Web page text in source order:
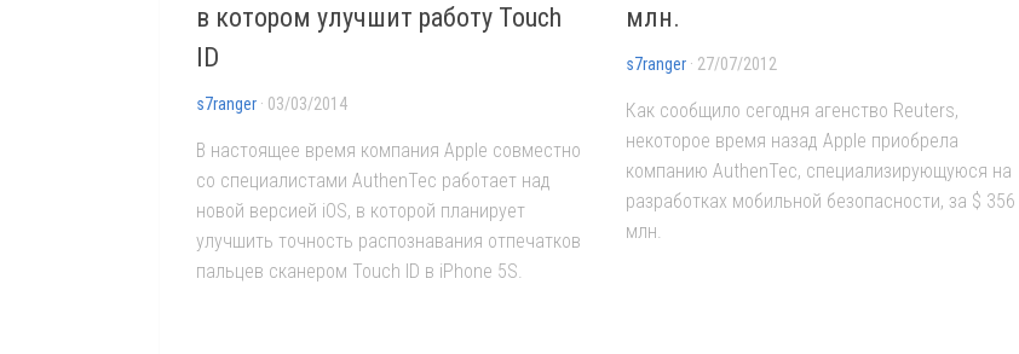
в котором улучшит работу Touch
ID
s7ranger · 03/03/2014
В настоящее время компания Apple совместно
со специалистами AuthenTec работает над
новой версией iOS, в которой планирует
улучшить точность распознавания отпечатков
пальцев сканером Touch ID в iPhone 5S.
млн.
s7ranger · 27/07/2012
Как сообщило сегодня агенство Reuters,
некоторое время назад Apple приобрела
компанию AuthenTec, специализирующуюся на
разработках мобильной безопасности, за $ 356
млн.